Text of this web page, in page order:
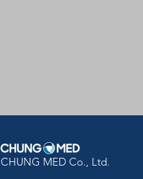
CHUNG MED Co., Ltd.